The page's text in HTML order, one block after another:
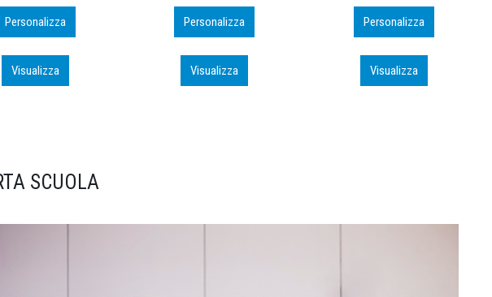
Personalizza
Visualizza
Personalizza
Visualizza
Personalizza
Visualizza
SCUOLA